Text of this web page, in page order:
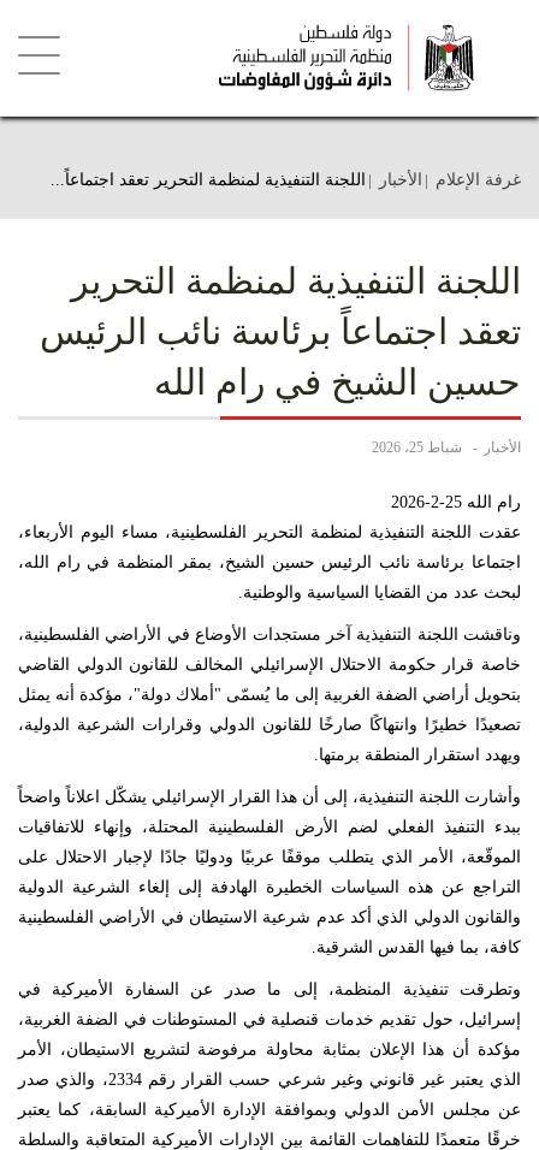
غرفة الإعلام الأخبار اللجنة التنفيذية لمنظمة التحرير تعقد اجتماعاً...
اللجنة التنفيذية لمنظمة التحرير
تعقد اجتماعاً برئاسة نائب الرئيس
حسين الشيخ في رام الله
الأخبار شباط 25، 2026
رام الله 25-2-2026
عقدت اللجنة التنفيذية لمنظمة التحرير الفلسطينية، مساء اليوم الأربعاء،
اجتماعا برئاسة نائب الرئيس حسين الشيخ، بمقر المنظمة في رام الله،
لبحث عدد من القضايا السياسية والوطنية.
وناقشت اللجنة التنفيذية آخر مستجدات الأوضاع في الأراضي الفلسطينية،
خاصة قرار حكومة الاحتلال الإسرائيلي المخالف للقانون الدولي القاضي
بتحويل أراضي الضفة الغربية إلى ما يُسمّى "أملاك دولة"، مؤكدة أنه يمثل
تصعيدًا خطيرًا وانتهاكًا صارخًا للقانون الدولي وقرارات الشرعية الدولية،
ويهدد استقرار المنطقة برمتها.
وأشارت اللجنة التنفيذية، إلى أن هذا القرار الإسرائيلي يشكّل اعلاناً واضحاً
ببدء التنفيذ الفعلي لضم الأرض الفلسطينية المحتلة، وإنهاء للاتفاقيات
الموقّعة، الأمر الذي يتطلب موقفًا عربيًا ودوليًا جادًا لإجبار الاحتلال على
التراجع عن هذه السياسات الخطيرة الهادفة إلى إلغاء الشرعية الدولية
والقانون الدولي الذي أكد عدم شرعية الاستيطان في الأراضي الفلسطينية
كافة، بما فيها القدس الشرقية.
وتطرقت تنفيذية المنظمة، إلى ما صدر عن السفارة الأميركية في
إسرائيل، حول تقديم خدمات قنصلية في المستوطنات في الضفة الغربية،
مؤكدة أن هذا الإعلان بمثابة محاولة مرفوضة لتشريع الاستيطان، الأمر
الذي يعتبر غير قانوني وغير شرعي حسب القرار رقم 2334، والذي صدر
عن مجلس الأمن الدولي وبموافقة الإدارة الأميركية السابقة، كما يعتبر
خرقًا متعمدًا للتفاهمات القائمة بين الإدارات الأميركية المتعاقبة والسلطة